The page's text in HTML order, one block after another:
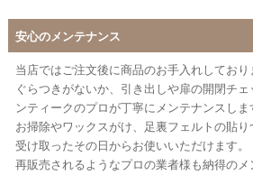
安心のメンテナンス
当店ではご注文後に商品のお手入れしており
ぐらつきがないか、引き出しや扉の開閉チ
ンティークのプロが丁寧にメンテナンスしま
お掃除やワックスがけ、足裏フェルトの貼り
受け取ったその日からお使いいただけます。
再販売されるようなプロの業者様も納得の